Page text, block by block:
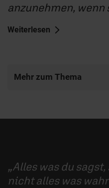
anzunehmen,
Weiterlesen
Mehr zum Thema
Alles was du
nicht alles was